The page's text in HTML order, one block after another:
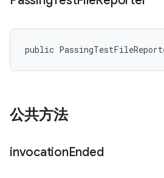
public
公共方法
invocationEnded